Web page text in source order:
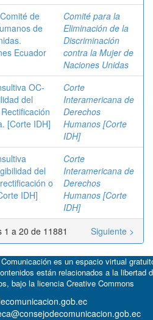
de
de
Ecuador
Comité para la
Eliminación de la
Discriminación
contra la Mujer de
Naciones Unidas
OC-
del
[Corte IDH]
Corte
Interamericana de
Derechos
Humanos [Corte
IDH]
del
o
IDH]
Corte
Interamericana de
Derechos
Humanos [Corte
IDH]
1 a 20 de 11881
Siguiente >
es un espacio virtual
están relacionados a la libertad
bajo la licencia Creative Commons